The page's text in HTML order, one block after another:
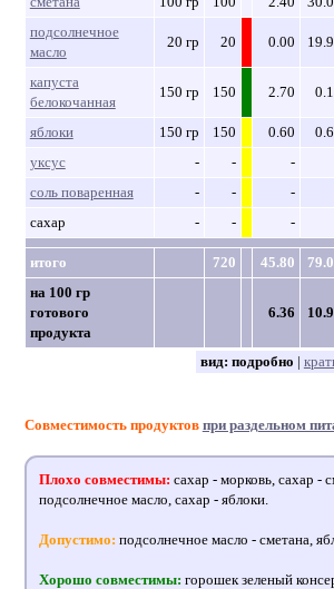
подсолнечное
масло
20 гр 20 0.00
капуста
белокочанная
150 гр 150 2.70
яблоки 150 гр 150 0.60
уксус
- - -
соль поваренная
- - -
сахар
- - -
итого 720 45.80
на 100 гр
готового
продукта
6.36
вид: подробно |
Совместимость продуктов при раздельном
Плохо совместимы: сахар - морковь, сахар -
подсолнечное масло, сахар - яблоки.
Допустимо: подсолнечное масло - сметана,
Хорошо совместимы: горошек зеленый